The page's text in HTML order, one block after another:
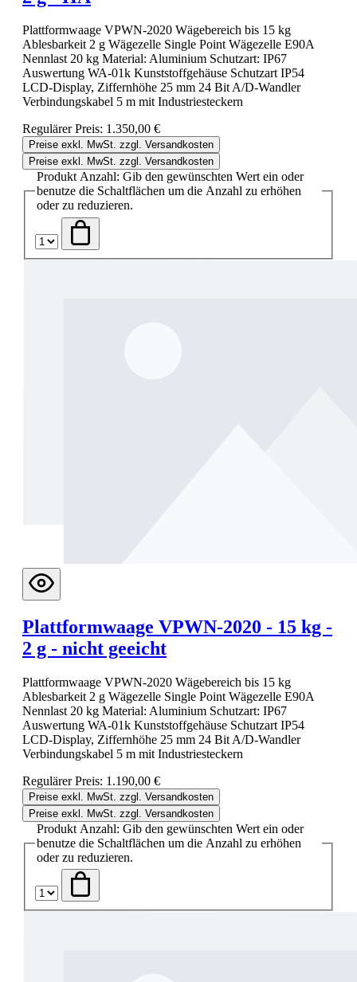
Plattformwaage VPWN-2020 Wägebereich bis 15 kg
Ablesbarkeit 2 g Wägezelle Single Point Wägezelle E90A
Nennlast 20 kg Material: Aluminium Schutzart: IP67
Auswertung WA-01k Kunststoffgehäuse Schutzart IP54
LCD-Display, Ziffernhöhe 25 mm 24 Bit A/D-Wandler
Verbindungskabel 5 m mit Industriesteckern
Regulärer Preis: 1.350,00 €
Preise exkl. MwSt. zzgl. Versandkosten
Preise exkl. MwSt. zzgl. Versandkosten
Produkt Anzahl: Gib den gewünschten Wert ein oder
benutze die Schaltflächen um die Anzahl zu erhöhen
oder zu reduzieren.
Plattformwaage VPWN-2020 - 15 kg -
2 g - nicht geeicht
Plattformwaage VPWN-2020 Wägebereich bis 15 kg
Ablesbarkeit 2 g Wägezelle Single Point Wägezelle E90A
Nennlast 20 kg Material: Aluminium Schutzart: IP67
Auswertung WA-01k Kunststoffgehäuse Schutzart IP54
LCD-Display, Ziffernhöhe 25 mm 24 Bit A/D-Wandler
Verbindungskabel 5 m mit Industriesteckern
Regulärer Preis: 1.190,00 €
Preise exkl. MwSt. zzgl. Versandkosten
Preise exkl. MwSt. zzgl. Versandkosten
Produkt Anzahl: Gib den gewünschten Wert ein oder
benutze die Schaltflächen um die Anzahl zu erhöhen
oder zu reduzieren.